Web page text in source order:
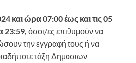
και ώρα 07:00 έως και τις 05
23:59, όσοι/ες επιθυμούν να
την εγγραφή τους ή να
τάξη Δημόσιων